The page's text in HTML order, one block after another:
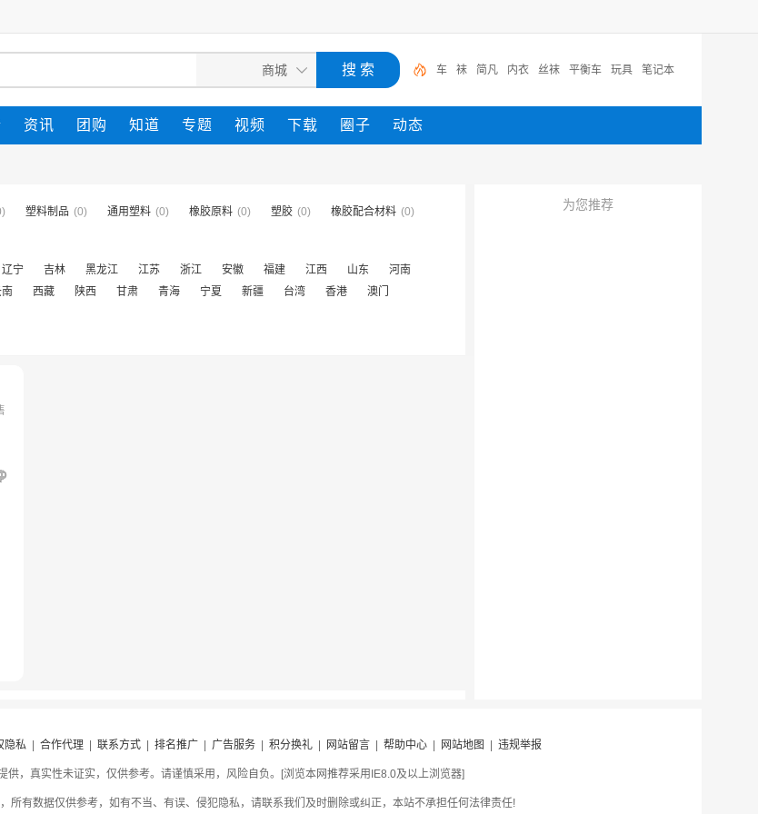
车 袜 简凡 内衣 丝袜 平衡车 玩具 笔记本
资讯 团购 知道 专题 视频 下载 圈子 动态
塑料制品 (0) 通用塑料 (0) 橡胶原料 (0) 塑胶 (0) 橡胶配合材料 (0)
辽宁 吉林 黑龙江 江苏 浙江 安徽 福建 江西 山东
河南
西藏 陕西 甘肃 青海 宁夏 新疆 台湾 香港 澳门
为您推荐
隐私| 合作代理| 联系方式| 排名推广| 广告服务| 积分换礼| 网站留言| 帮助中心| 网站地图 违规举报
供，真实性未证实，仅供参考。请谨慎采用，风险自负。[浏览本网推荐采用IE8.0及以上浏览器]
所有数据仅供参考，如有不当、有误、侵犯隐私，请联系我们及时删除或纠正，本站不承担任何法律责任!